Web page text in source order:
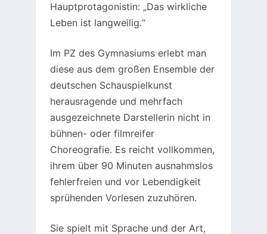
Hauptprotagonistin: „Das wirkliche
Leben ist langweilig.“
Im PZ des Gymnasiums erlebt man
diese aus dem großen Ensemble der
deutschen Schauspielkunst
herausragende und mehrfach
ausgezeichnete Darstellerin nicht in
bühnen- oder filmreifer
Choreografie. Es reicht vollkommen,
ihrem über 90 Minuten ausnahmslos
fehlerfreien und vor Lebendigkeit
sprühenden Vorlesen zuzuhören.
Sie spielt mit Sprache und der Art,